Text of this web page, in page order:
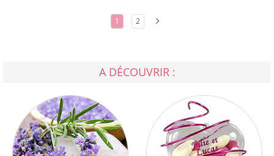
1 2
A DÉCOUVRIR :